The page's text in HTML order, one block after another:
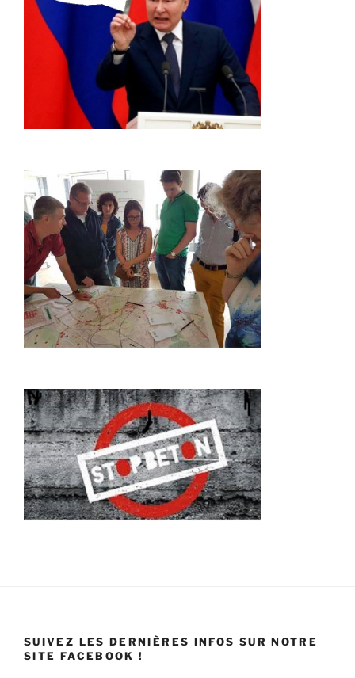
SUIVEZ LES DERNIÈRES INFOS SUR NOTRE
SITE FACEBOOK !